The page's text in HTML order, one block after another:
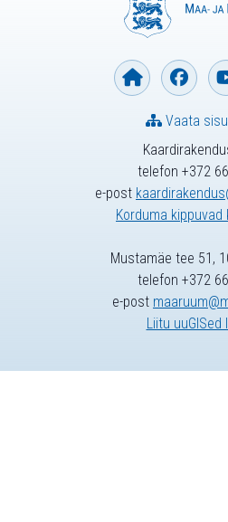
telefon +372
e-post
Korduma kippuvad
Vaata
Mustamäe tee 51,
telefon +372
e-post
Liitu uuGISed